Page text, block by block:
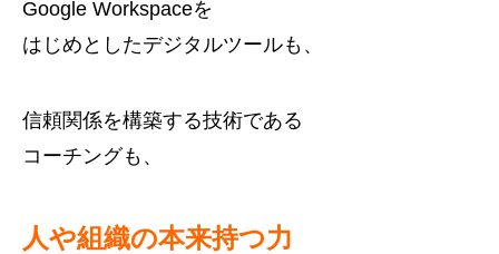
Google Workspaceを
はじめとしたデジタルツールも、
信頼関係を構築する技術である
コーチングも、
人や組織の本来持つ力